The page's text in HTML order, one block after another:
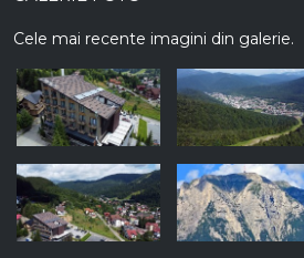
Cele mai recente imagini din galerie.